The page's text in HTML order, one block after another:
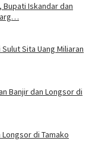
Bupati Iskandar dan
Sita Uang Miliaran
Banjir dan Longsor di
Longsor di Tamako